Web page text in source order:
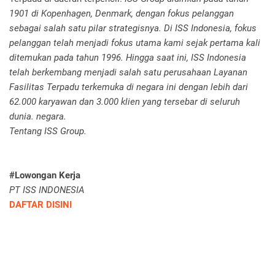
1901 di Kopenhagen, Denmark, dengan fokus pelanggan
sebagai salah satu pilar strategisnya. Di ISS Indonesia, fokus
pelanggan telah menjadi fokus utama kami sejak pertama kali
ditemukan pada tahun 1996. Hingga saat ini, ISS Indonesia
telah berkembang menjadi salah satu perusahaan Layanan
Fasilitas Terpadu terkemuka di negara ini dengan lebih dari
62.000 karyawan dan 3.000 klien yang tersebar di seluruh
dunia. negara.
Tentang ISS Group.
#Lowongan Kerja
PT ISS INDONESIA
DAFTAR DISINI